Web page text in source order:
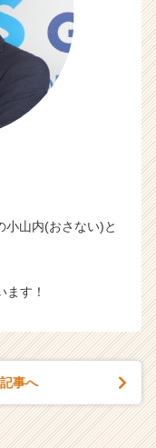
小山内(おさない)と
す！
事へ